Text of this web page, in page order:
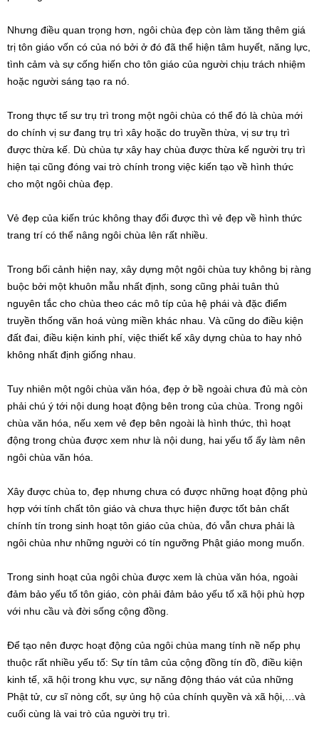
Nhưng điều quan trọng hơn, ngôi chùa đẹp còn làm tăng thêm giá
trị tôn giáo vốn có của nó bởi ở đó đã thể hiện tâm huyết, năng lực,
tình cảm và sự cống hiến cho tôn giáo của người chịu trách nhiệm
hoặc người sáng tạo ra nó.
Trong thực tế sư trụ trì trong một ngôi chùa có thể đó là chùa mới
do chính vị sư đang trụ trì xây hoặc do truyền thừa, vị sư trụ trì
được thừa kế. Dù chùa tự xây hay chùa được thừa kế người trụ trì
hiện tại cũng đóng vai trò chính trong việc kiến tạo về hình thức
cho một ngôi chùa đẹp.
Vẻ đẹp của kiến trúc không thay đổi được thì vẻ đẹp về hình thức
trang trí có thể nâng ngôi chùa lên rất nhiều.
Trong bối cảnh hiện nay, xây dựng một ngôi chùa tuy không bị ràng
buộc bởi một khuôn mẫu nhất định, song cũng phải tuân thủ
nguyên tắc cho chùa theo các mô típ của hệ phái và đặc điểm
truyền thống văn hoá vùng miền khác nhau. Và cũng do điều kiện
đất đai, điều kiện kinh phí, việc thiết kế xây dựng chùa to hay nhỏ
không nhất định giống nhau.
Tuy nhiên một ngôi chùa văn hóa, đẹp ở bề ngoài chưa đủ mà còn
phải chú ý tới nội dung hoạt động bên trong của chùa. Trong ngôi
chùa văn hóa, nếu xem vẻ đẹp bên ngoài là hình thức, thì hoạt
động trong chùa được xem như là nội dung, hai yếu tố ấy làm nên
ngôi chùa văn hóa.
Xây được chùa to, đẹp nhưng chưa có được những hoạt động phù
hợp với tính chất tôn giáo và chưa thực hiện được tốt bản chất
chính tín trong sinh hoạt tôn giáo của chùa, đó vẫn chưa phải là
ngôi chùa như những người có tín ngưỡng Phật giáo mong muốn.
Trong sinh hoạt của ngôi chùa được xem là chùa văn hóa, ngoài
đảm bảo yếu tố tôn giáo, còn phải đảm bảo yếu tố xã hội phù hợp
với nhu cầu và đời sống cộng đồng.
Để tạo nên được hoạt động của ngôi chùa mang tính nề nếp phụ
thuộc rất nhiều yếu tố: Sự tín tâm của cộng đồng tín đồ, điều kiện
kinh tế, xã hội trong khu vực, sự năng động tháo vát của những
Phật tử, cư sĩ nòng cốt, sự ủng hộ của chính quyền và xã hội,…và
cuối cùng là vai trò của người trụ trì.